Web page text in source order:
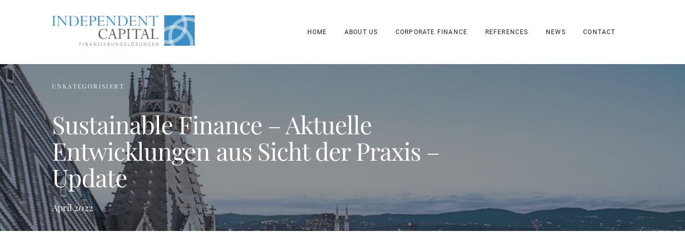
HOME ABOUT US CORPORATE FINANCE REFERENCES NEWS CONTACT
UNKATEGORISIERT
Sustainable Finance – Aktuelle
Entwicklungen aus Sicht der Praxis –
Update
April 2022